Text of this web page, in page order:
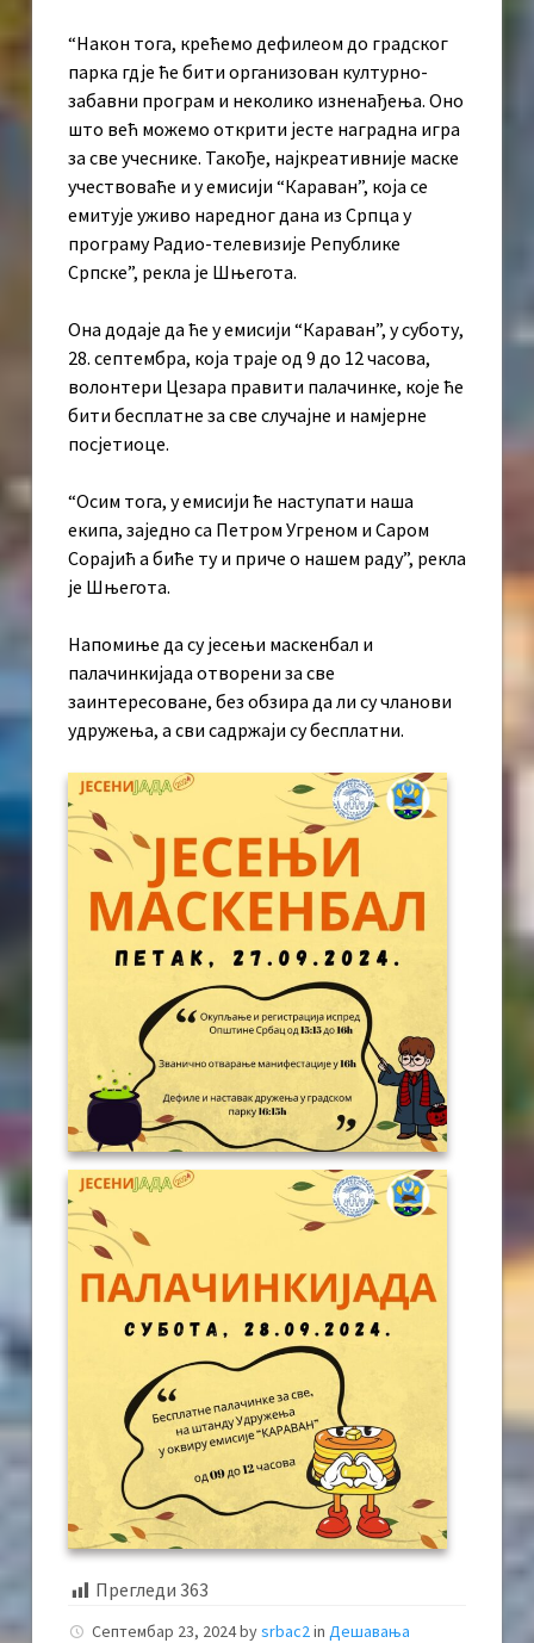
“Након тога, крећемо дефилеом до градског
парка гдје ће бити организован културно-
забавни програм и неколико изненађења. Оно
што већ можемо открити јесте наградна игра
за све учеснике. Такође, најкреативније маске
учествоваће и у емисији “Караван”, која се
емитује уживо наредног дана из Српца у
програму Радио-телевизије Републике
Српске”, рекла је Шњегота.
Она додаје да ће у емисији “Караван”, у суботу,
28. септембра, која траје од 9 до 12 часова,
волонтери Цезара правити палачинке, које ће
бити бесплатне за све случајне и намјерне
посјетиоце.
“Осим тога, у емисији ће наступати наша
екипа, заједно са Петром Угреном и Саром
Сорајић а биће ту и приче о нашем раду”, рекла
је Шњегота.
Напомиње да су јесењи маскенбал и
палачинкијада отворени за све
заинтересоване, без обзира да ли су чланови
удружења, а сви садржаји су бесплатни.
Прегледи 363
Септембар 23, 2024bysrbac2 in Дешавања